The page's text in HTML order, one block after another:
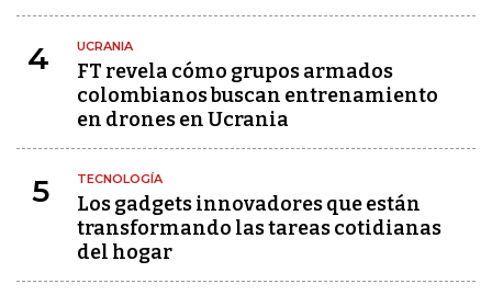
4 UCRANIA
FT revela cómo grupos armados
colombianos buscan entrenamiento
en drones en Ucrania
5 TECNOLOGÍA
Los gadgets innovadores que están
transformando las tareas cotidianas
del hogar